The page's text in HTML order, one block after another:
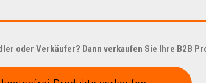
oder Verkäufer? Dann verkaufen Sie Ihre B2B